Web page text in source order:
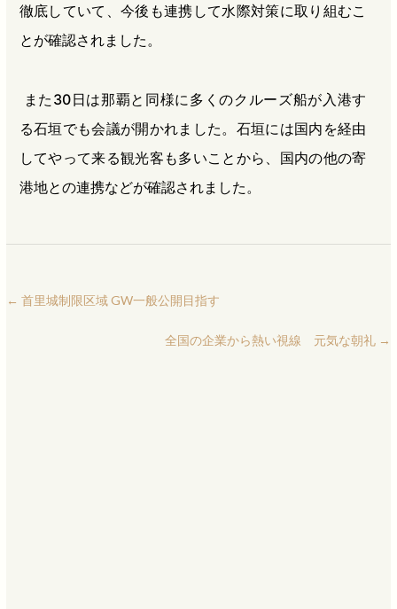
徹底していて、今後も連携して水際対策に取り組むこ
とが確認されました。
また30日は那覇と同様に多くのクルーズ船が入港す
る石垣でも会議が開かれました。石垣には国内を経由
してやって来る観光客も多いことから、国内の他の寄
港地との連携などが確認されました。
← 首里城制限区域 GW一般公開目指す
全国の企業から熱い視線 元気な朝礼 →